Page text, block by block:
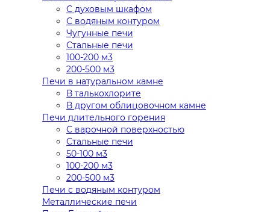
С духовым шкафом
С водяным контуром
Чугунные печи
Стальные печи
100-200 м3
200-500 м3
Печи в натуральном камне
В талькохлорите
В другом облицовочном камне
Печи длительного горения
С варочной поверхностью
Стальные печи
50-100 м3
100-200 м3
200-500 м3
Печи с водяным контуром
Металлические печи